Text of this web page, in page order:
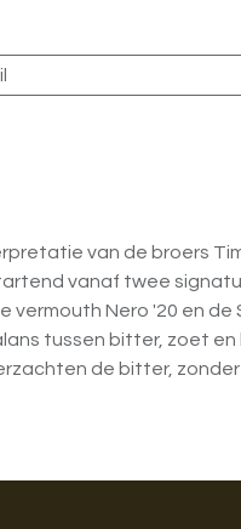
van de broers
vanaf twee
Nero '20 en
tussen bitter, zoet en
de bitter,